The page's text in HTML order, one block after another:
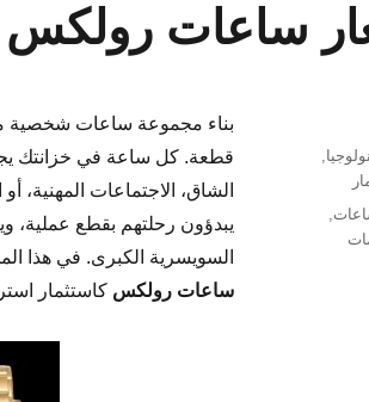
ساعات رولكس
بناء مجموعة ساعات شخصية
قطعة. كل ساعة في خزانتك
الشاق، الاجتماعات المهنية،
يبدؤون رحلتهم بقطع عملية،
السويسرية الكبرى. في هذا
ساعات رولكس كاستثمار
,
,